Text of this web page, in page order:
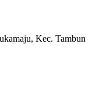
Kec. Tambun